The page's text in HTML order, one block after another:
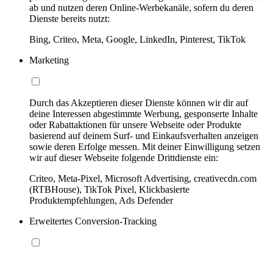
ab und nutzen deren Online-Werbekanäle, sofern du deren
Dienste bereits nutzt:
Bing, Criteo, Meta, Google, LinkedIn, Pinterest, TikTok
Marketing
Durch das Akzeptieren dieser Dienste können wir dir auf
deine Interessen abgestimmte Werbung, gesponserte Inhalte
oder Rabattaktionen für unsere Webseite oder Produkte
basierend auf deinem Surf- und Einkaufsverhalten anzeigen
sowie deren Erfolge messen. Mit deiner Einwilligung setzen
wir auf dieser Webseite folgende Drittdienste ein:
Criteo, Meta-Pixel, Microsoft Advertising, creativecdn.com
(RTBHouse), TikTok Pixel, Klickbasierte
Produktempfehlungen, Ads Defender
Erweitertes Conversion-Tracking